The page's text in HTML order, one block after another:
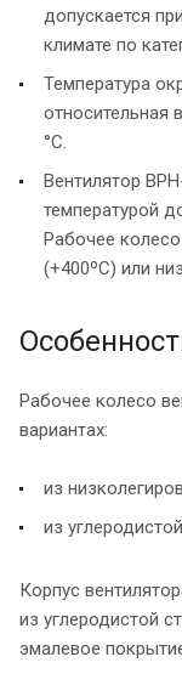
допускается
климате по
Температура
относительная
°С.
Вентилятор
температурой
Рабочее
(+400ºС) или
Рабочее колесо
вариантах:
из
из
Корпус
из углеродистой
эмалевое